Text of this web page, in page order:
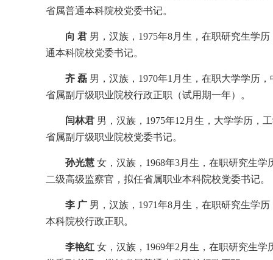
省属普通本科院校党委书记。
向 君 男，汉族，1975年8月生，在职研究生学
通本科院校党委书记。
齐 磊 男，汉族，1970年1月生，在职大学学历
省属副厅级职业院校行政正职（试用期一年）。
闫林君 男，汉族，1975年12月生，大学学历，
省属副厅级职业院校党委书记。
孙光慧 女，汉族，1968年3月生，在职研究生
二级高级监察官，拟任省属职业本科院校党委书记。
李 广 男，汉族，1971年8月生，在职研究生学
本科院校行政正职。
李艳红 女，汉族，1969年2月生，在职研究生